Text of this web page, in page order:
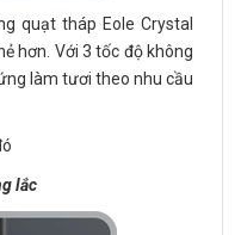
quạt tháp Eole Crystal
hơn. Với 3 tốc độ không
làm tươi theo nhu cầu
lắc